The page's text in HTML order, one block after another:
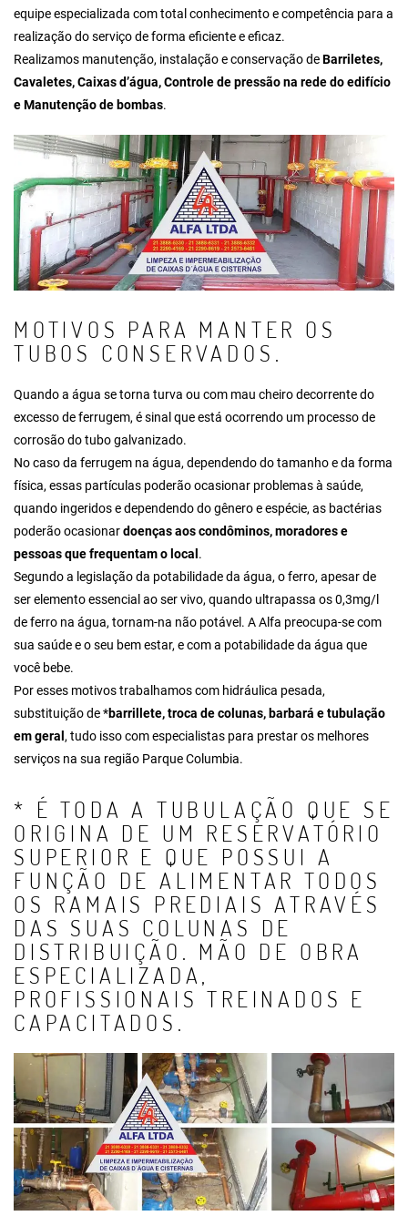
equipe especializada com total conhecimento e competência para a
realização do serviço de forma eficiente e eficaz.
Realizamos manutenção, instalação e conservação deBarriletes,
Cavaletes, Caixas d’água, Controle de pressão na rede do edifício
e Manutenção de bombas.
MOTIVOS PARA MANTER OS
TUBOS CONSERVADOS.
Quando a água se torna turva ou com mau cheiro decorrente do
excesso de ferrugem, é sinal que está ocorrendo um processo de
corrosão do tubo galvanizado.
No caso da ferrugem na água, dependendo do tamanho e da forma
física, essas partículas poderão ocasionar problemas à saúde,
quando ingeridos e dependendo do gênero e espécie, as bactérias
poderão ocasionardoenças aos condôminos, moradores e
pessoas que frequentam o local .
Segundo a legislação da potabilidade da água, o ferro, apesar de
ser elemento essencial ao ser vivo, quando ultrapassa os 0,3mg/l
de ferro na água, tornam-na não potável. A Alfa preocupa-se com
sua saúde e o seu bem estar, e com a potabilidade da água que
você bebe.
Por esses motivos trabalhamos com hidráulica pesada,
substituição de *barrillete, troca de colunas, barbará e tubulação
em geral , tudo isso com especialistas para prestar os melhores
serviços na sua região Parque Columbia.
* É TODA A TUBULAÇÃO QUE SE
ORIGINA DE UM RESERVATÓRIO
SUPERIOR E QUE POSSUI A
FUNÇÃO DE ALIMENTAR TODOS
OS RAMAIS PREDIAIS ATRAVÉS
DAS SUAS COLUNAS DE
DISTRIBUIÇÃO. MÃO DE OBRA
ESPECIALIZADA,
PROFISSIONAIS TREINADOS E
CAPACITADOS.